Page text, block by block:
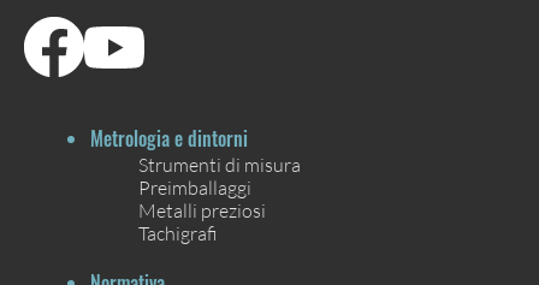
Metrologia e dintorni
Strumenti di misura
Preimballaggi
Metalli preziosi
Tachigrafi